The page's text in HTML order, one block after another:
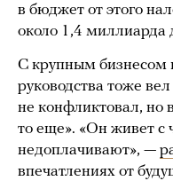
в бюджет от этого
около 1,4 миллиарда
С крупным бизнесом
руководства тоже
не конфликтовал, но
то еще». «Он живет с
недоплачивают», —
впечатлениях от